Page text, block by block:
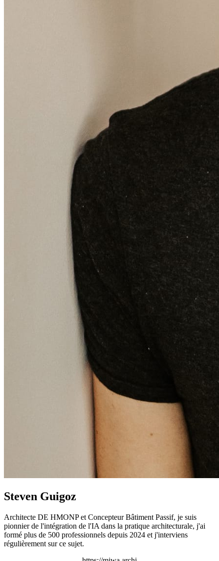
Steven Guigoz
Architecte DE HMONP et Concepteur Bâtiment Passif, je suis
pionnier de l'intégration de l'IA dans la pratique architecturale, j'ai
formé plus de 500 professionnels depuis 2024 et j'interviens
régulièrement sur ce sujet.